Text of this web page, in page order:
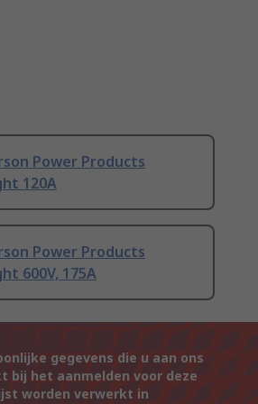
Power Products
120A
Power Products
600V, 175A
gegevens die u aan ons
bij het aanmelden voor deze
worden verwerkt in